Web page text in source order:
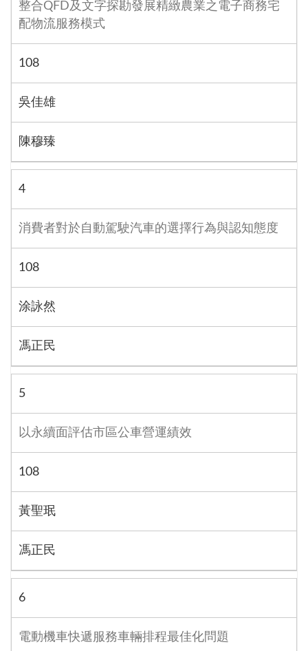
整合QFD及文字探勘發展精緻農業之電子商務宅
配物流服務模式
108
吳佳雄
陳穆臻
4
消費者對於自動駕駛汽車的選擇行為與認知態度
108
涂詠然
馮正民
5
以永續面評估市區公車營運績效
108
黃聖珉
馮正民
6
電動機車快遞服務車輛排程最佳化問題